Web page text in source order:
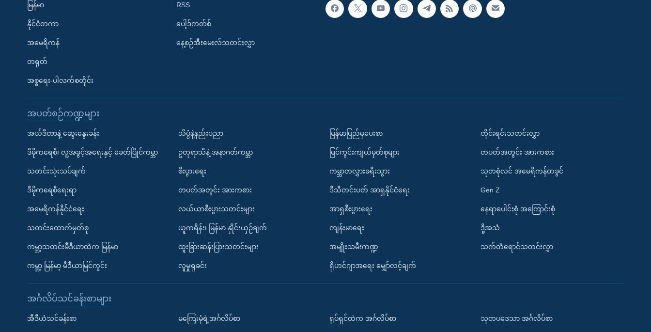
မြန်မာ
နိုင်ငံတကာ
အမေရိကန်
တရုတ်
အစ္စရေး-ပါလက်စတိုင်း
RSS
ပေါ့ဒ်ကတ်စ်
နေ့စဉ်အီးမေးလ်သတင်းလွှာ
အပတ်စဉ်ကဏ္ဍများ
အယ်ဒီတာနဲ့ ဆွေးနွေးခန်း
ဒီမိုကရေစီ၊ လူ့အခွင့်အရေးနှင့် ခေတ်ပြိုင်ကမ္ဘာ
သတင်းသုံးသပ်ချက်
ဒီမိုကရေစီရေးရာ
အမေရိကန်နိုင်ငံရေး
သတင်းထောက်မှတ်စု
ကမ္ဘာ့သတင်းမီဒီယာထဲက မြန်မာ
ကမ္ဘာ့ မြန်မာ့ မီဒီယာမြင်ကွင်း
သိပ္ပံနဲ့နည်းပညာ
ဥတုရာသီနဲ့ အနာဂတ်ကမ္ဘာ
စီးပွားရေး
တပတ်အတွင်း အားကစား
လယ်ယာစီးပွားသတင်းများ
ယူကရိန်း၊ မြန်မာ နှိုင်းယှဉ်ချက်
ထူးခြားဆန်းပြားသတင်းများ
လူမှုရှုခင်း
မြန်မာပြည်မှပေးစာ
မြင်ကွင်းကျယ်မှတ်စုများ
ကမ္ဘာတလွှားခရီးသွား
ဒီသီတင်းပတ် အာရှနိုင်ငံရေး
အာရှစီးပွားရေး
ကျန်းမာရေး
အမျိုးသမီးကဏ္ဍ
ရိုဟင်ဂျာအရေး မျှော်လင့်ချက်
တိုင်းရင်းသတင်းလွှာ
တပတ်အတွင်း အားကစား
သုတစုံလင် အမေရိကန်တခွင်
Gen Z
နေရာပေါင်းစုံ အကြောင်းစုံ
ဒို့အသံ
သက်တံရောင်သတင်းလွှာ
အင်္ဂလိပ်သင်ခန်းစာများ
အီဒီယံသင်ခန်းစာ မကြေးမုံရဲ့အင်္ဂလိပ်စာ ရုပ်ရှင်ထဲက အင်္ဂလိပ်စာ သုတပဒေသာ အင်္ဂလိပ်စာ